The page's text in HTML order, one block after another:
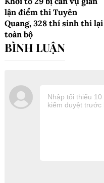
lận điểm thi Tuyên
Quang, 328 thí sinh thi lại
toàn bộ